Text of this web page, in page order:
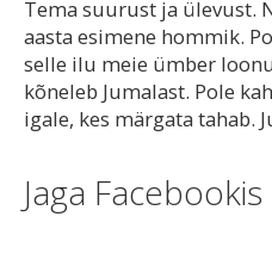
Tema suurust ja ülevust.
aasta esimene hommik.
selle ilu meie ümber
kõneleb Jumalast. Pole
igale, kes märgata tahab.
Jaga Facebookis